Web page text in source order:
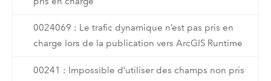
0024069 : Le trafic dynamique n’est pas pris en
charge lors de la publication vers ArcGIS Runtime
00241 : Impossible d’utiliser des champs non pris